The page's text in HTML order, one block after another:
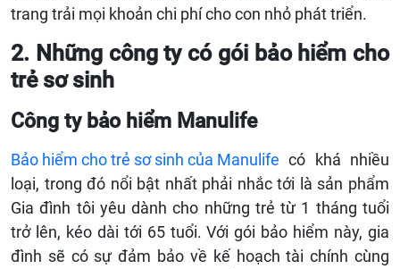
trang trải mọi khoản chi phí cho con nhỏ phát triển.
2. Những công ty có gói bảo hiểm cho
trẻ sơ sinh
Công ty bảo hiểm Manulife
Bảo hiểm cho trẻ sơ sinh của Manulife có khá nhiều
loại, trong đó nổi bật nhất phải nhắc tới là sản phẩm
Gia đình tôi yêu dành cho những trẻ từ 1 tháng tuổi
trở lên, kéo dài tới 65 tuổi. Với gói bảo hiểm này, gia
đình sẽ có sự đảm bảo về kế hoạch tài chính cùng